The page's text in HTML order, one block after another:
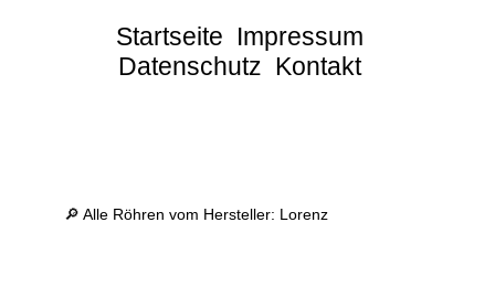
Startseite Impressum
Datenschutz Kontakt
🔎 Alle Röhren vom Hersteller: Lorenz